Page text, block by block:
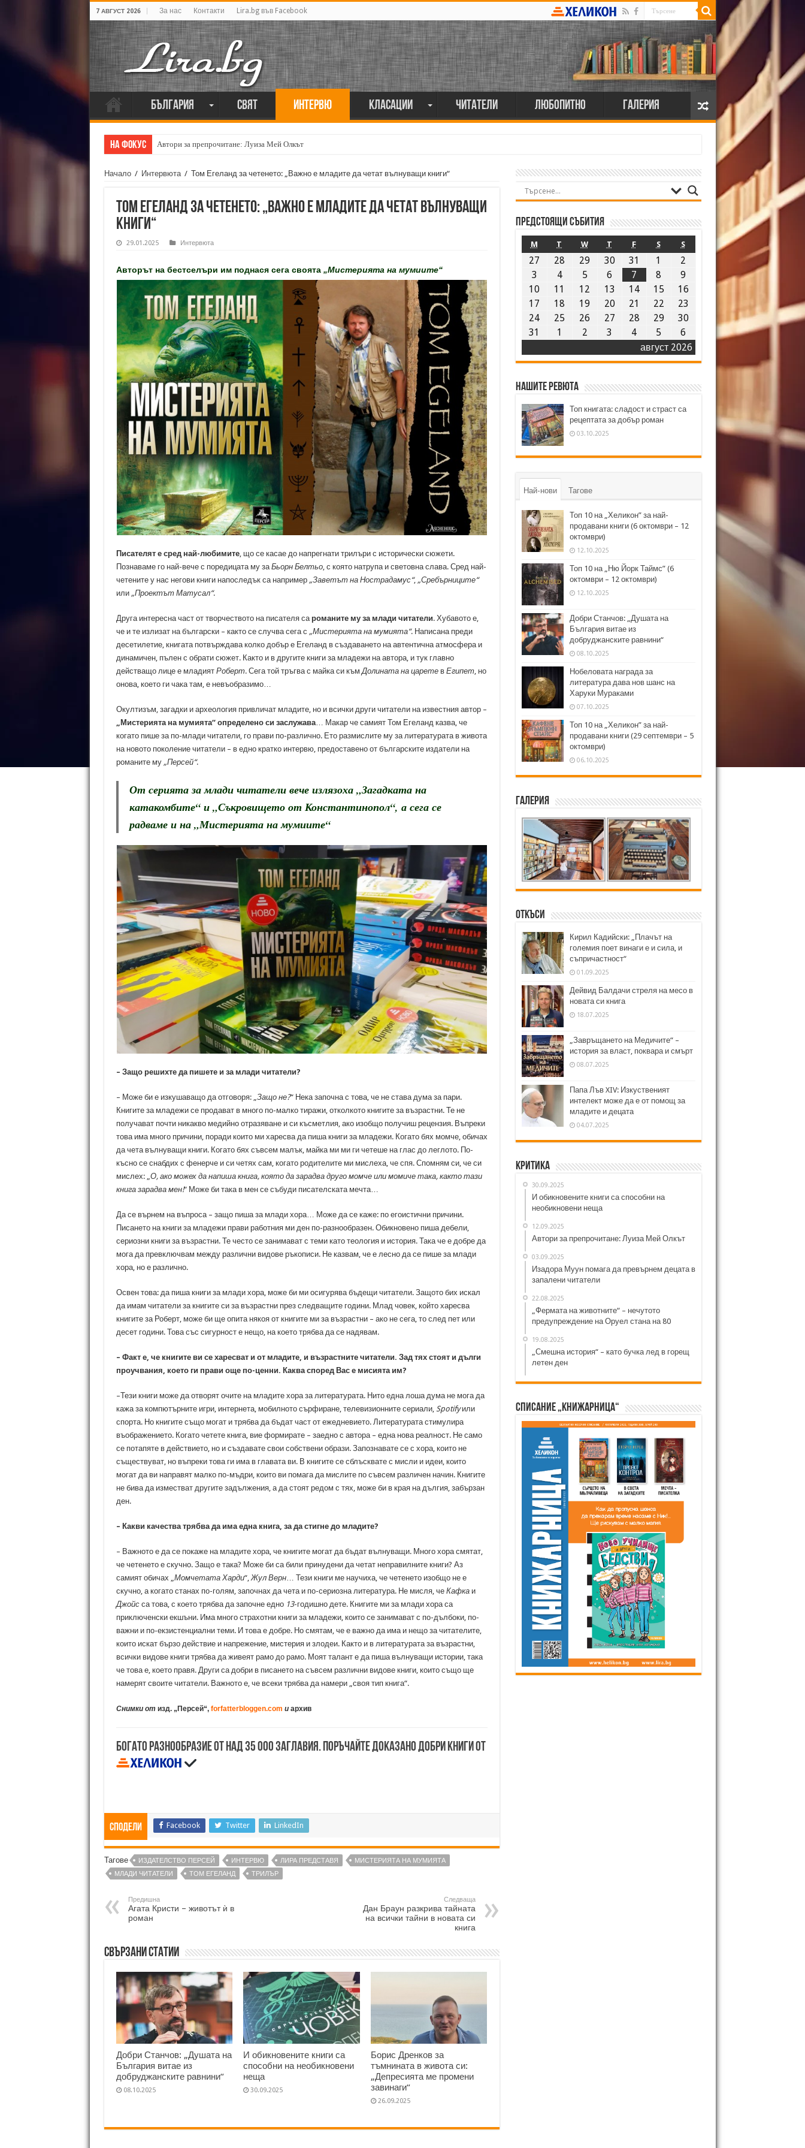
7 АВГУСТ 2026 За нас Контакти Lira.bg във Facebook
България Свят Интервю Класации Читатели Любопитно Галерия
На фокус Автори за препрочитане: Луиза Мей Олкът
Начало / Интервюта / Том Егеланд за четенето: „Важно е младите да четат вълнуващи книги“
Том Егеланд за четенето: „Важно е младите да четат вълнуващи
книги“
29.01.2025 Интервюта
Авторът на бестселъри им поднася сега своята „Мистерията на мумиите“
Писателят е сред най-любимите, що се касае до напрегнати трилъри с исторически сюжети.
Познаваме го най-вече с поредицата му заБьорн Белтьо, с която натрупа и световна слава. Сред най-
четените у нас негови книги напоследък са например „Заветът на Нострадамус“, „Сребърниците“
или „Проектът Матусал“.
Друга интересна част от творчеството на писателя сароманите му за млади читатели. Хубавото е,
че и те излизат на български – както се случва сега с „Мистерията на мумията“. Написана преди
десетилетие, книгата потвърждава колко добър е Егеланд в създаването на автентична атмосфера и
динамичен, пълен с обрати сюжет. Както и в другите книги за младежи на автора, и тук главно
действащо лице е младият Роберт. Сега той тръгва с майка си къмДолината на царетев Египет, но
онова, което ги чака там, е невъобразимо…
Окултизъм, загадки и археология привличат младите, но и всички други читатели на известния автор –
„Мистерията на мумията“ определено си заслужава… Макар че самият Том Егеланд казва, че
когато пише за по-млади читатели, го прави по-различно. Ето размислите му за литературата в живота
на новото поколение читатели – в едно кратко интервю, предоставено от българските издатели на
романите му „Персей“.
От серията за млади читатели вече излязоха „Загадката на
катакомбите“ и „Съкровището от Константинопол“, а сега се
радваме и на „Мистерията на мумиите“
– Защо решихте да пишете и за млади читатели?
– Може би е изкушаващо да отговоря: „Защо не?“ Нека започна с това, че не става дума за пари.
Книгите за младежи се продават в много по-малко тиражи, отколкото книгите за възрастни. Те не
получават почти никакво медийно отразяване и си късметлия, ако изобщо получиш рецензия. Въпреки
това има много причини, поради които ми харесва да пиша книги за младежи. Когато бях момче, обичах
да чета вълнуващи книги. Когато бях съвсем малък, майка ми ми ги четеше на глас до леглото. По-
късно се снабдих с фенерче и си четях сам, когато родителите ми мислеха, че спя. Спомням си, че си
мислех: „О, ако можех да напиша книга, която да зарадва друго момче или момиче така, както тази
книга зарадва мен!“ Може би така в мен се събуди писателската мечта…
Да се върнем на въпроса – защо пиша за млади хора… Може да се каже: по егоистични причини.
Писането на книги за младежи прави работния ми ден по-разнообразен. Обикновено пиша дебели,
сериозни книги за възрастни. Те често се занимават с теми като теология и история. Така че е добре да
мога да превключвам между различни видове ръкописи. Не казвам, че е лесно да се пише за млади
хора, но е различно.
Освен това: да пиша книги за млади хора, може би ми осигурява бъдещи читатели. Защото бих искал
да имам читатели за книгите си за възрастни през следващите години. Млад човек, който харесва
книгите за Роберт, може би ще опита някоя от книгите ми за възрастни – ако не сега, то след пет или
десет години. Това със сигурност е нещо, на което трябва да се надявам.
– Факт е, че книгите ви се харесват и от младите, и възрастните читатели. Зад тях стоят и дълги
проучвания, което ги прави още по-ценни. Каква според Вас е мисията им?
–Тези книги може да отворят очите на младите хора за литературата. Нито една лоша дума не мога да
кажа за компютърните игри, интернета, мобилното сърфиране, телевизионните сериали, Spotifyили
спорта. Но книгите също могат и трябва да бъдат част от ежедневието. Литературата стимулира
въображението. Когато четете книга, вие формирате – заедно с автора – една нова реалност. Не само
се потапяте в действието, но и създавате свои собствени образи. Запознавате се с хора, които не
съществуват, но въпреки това ги има в главата ви. В книгите се сблъсквате с мисли и идеи, които
могат да ви направят малко по-мъдри, които ви помага да мислите по съвсем различен начин. Книгите
не бива да изместват другите задължения, а да стоят редом с тях, може би в края на дългия, забързан
ден.
– Какви качества трябва да има една книга, за да стигне до младите?
– Важното е да се покаже на младите хора, че книгите могат да бъдат вълнуващи. Много хора смятат,
че четенето е скучно. Защо е така? Може би са били принудени да четат неправилните книги? Аз
самият обичах „Момчетата Харди“,Жул Верн… Тези книги ме научиха, че четенето изобщо не е
скучно, а когато станах по-голям, започнах да чета и по-сериозна литература. Не мисля, че Кафкаи
Джойсса това, с което трябва да започне едно 13-годишно дете. Книгите ми за млади хора са
приключенски екшъни. Има много страхотни книги за младежи, които се занимават с по-дълбоки, по-
важни и по-екзистенциални теми. И това е добре. Но смятам, че е важно да има и нещо за читателите,
които искат бързо действие и напрежение, мистерия и злодеи. Както и в литературата за възрастни,
всички видове книги трябва да живеят рамо до рамо. Моят талант е да пиша вълнуващи истории, така
че това е, което правя. Други са добри в писането на съвсем различни видове книги, които също ще
намерят своите читатели. Важното е, че всеки трябва да намери „своя тип книга“.
Снимки отизд. „Персей“, forfatterbloggen.com иархив
Богато разнообразие от над 35 000 заглавия. Поръчайте доказано добри книги от
Сподели Facebook Twitter LinkedIn
Тагове ИЗДАТЕЛСТВО ПЕРСЕЙ ИНТЕРВЮ ЛИРА ПРЕДСТАВЯ
МИСТЕРИЯТА НА МУМИЯТА
МЛАДИ ЧИТАТЕЛИ
ТОМ ЕГЕЛАНД ТРИЛЪР
Предишна
Агата Кристи – животът ѝ в
роман
Следваща
Дан Браун разкрива тайната
на всички тайни в новата си
книга
Свързани статии
Добри Станчов: „Душата на
България витае из
добруджанските равнини“
08.10.2025
И обикновените книги са
способни на необикновени
неща
30.09.2025
Борис Дренков за
тъмнината в живота си:
„Депресията ме промени
завинаги“
26.09.2025
Предстоящи събития
август 2026
M T W T F S S
27 28 29 30 31 1
2
3
4 5 6 7 8
9
10
11 12 13 14 15
16
17
18 19 20 21 22
23
24
25 26 27 28 29
30
31
1 2 3 4 5 6
Нашите ревюта
Топ книгата: сладост и страст са
рецептата за добър роман
03.10.2025
Най-нови Тагове
Топ 10 на „Хеликон” за най-
продавани книги (6 октомври – 12
октомври)
12.10.2025
Топ 10 на „Ню Йорк Таймс” (6
октомври – 12 октомври)
12.10.2025
Добри Станчов: „Душата на
България витае из
добруджанските равнини“
08.10.2025
Нобеловата награда за
литература дава нов шанс на
Харуки Мураками
07.10.2025
Топ 10 на „Хеликон” за най-
продавани книги (29 септември – 5
октомври)
06.10.2025
Галерия
Откъси
Кирил Кадийски: „Плачът на
големия поет винаги е и сила, и
съпричастност“
01.09.2025
Дейвид Балдачи стреля на месо в
новата си книга
18.07.2025
„Завръщането на Медичите“ –
история за власт, поквара и смърт
08.07.2025
Папа Лъв XIV: Изкуственият
интелект може да е от помощ за
младите и децата
04.07.2025
Критика
30.09.2025
И обикновените книги са способни на
необикновени неща
12.09.2025
Автори за препрочитане: Луиза Мей Олкът
03.09.2025
Изадора Муун помага да превърнем децата в
запалени читатели
22.08.2025
„Фермата на животните“ – нечутото
предупреждение на Оруел стана на 80
19.08.2025
„Смешна история“ – като бучка лед в горещ
летен ден
Списание „Книжарница“